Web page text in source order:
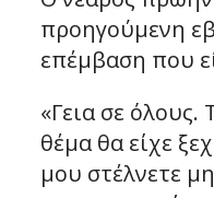
προηγούμενη
επέμβαση που
«Γεια σε
θέμα θα είχε
μου στέλνετε